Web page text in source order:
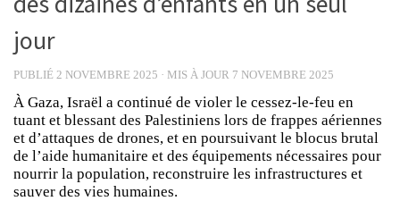
jour
PUBLIÉ 2 NOVEMBRE 2025 · MIS À JOUR 7 NOVEMBRE 2025
À Gaza, Israël a continué de violer le cessez-le-feu en
tuant et blessant des Palestiniens lors de frappes aériennes
et d’attaques de drones, et en poursuivant le blocus brutal
de l’aide humanitaire et des équipements nécessaires pour
nourrir la population, reconstruire les infrastructures et
sauver des vies humaines.